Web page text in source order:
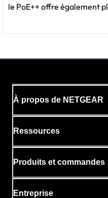
le PoE++ offre également
À propos de NETGEAR
Ressources
Produits et commandes
Entreprise